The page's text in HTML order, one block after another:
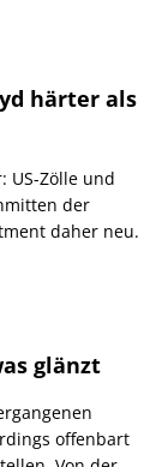
härter als
US-Zölle und
der
daher neu.
glänzt
offenbart